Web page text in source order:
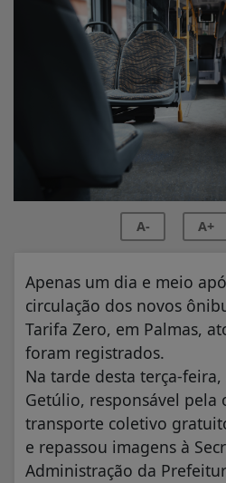
A- A+
Apenas um dia e meio
circulação dos novos
Tarifa Zero, em Palmas,
foram registrados.
Na tarde desta terça-feira,
Getúlio, responsável pela
transporte coletivo
e repassou imagens à
Administração da